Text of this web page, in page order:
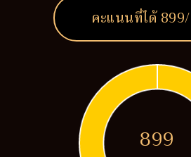
คะแนนที่ได้899
899